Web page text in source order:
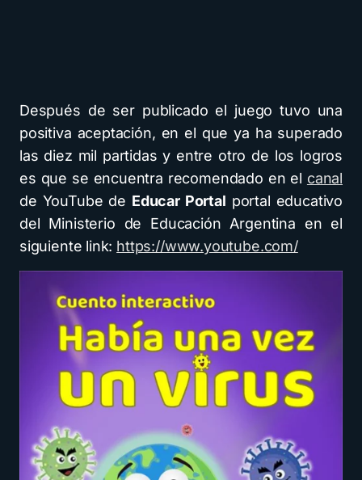
Después de ser publicado el juego tuvo una
positiva aceptación, en el que ya ha superado
las diez mil partidas y entre otro de los logros
es que se encuentra recomendado en el canal
de YouTube de Educar Portal portal educativo
del Ministerio de Educación Argentina en el
siguiente link: https://www.youtube.com/